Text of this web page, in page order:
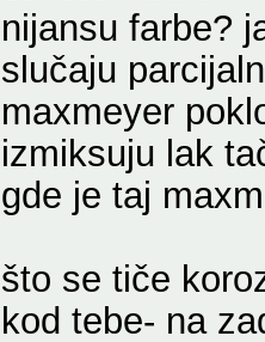
nijansu farbe?
slučaju
maxmeyer
izmiksuju lak
gde je taj
što se tiče
kod tebe- na